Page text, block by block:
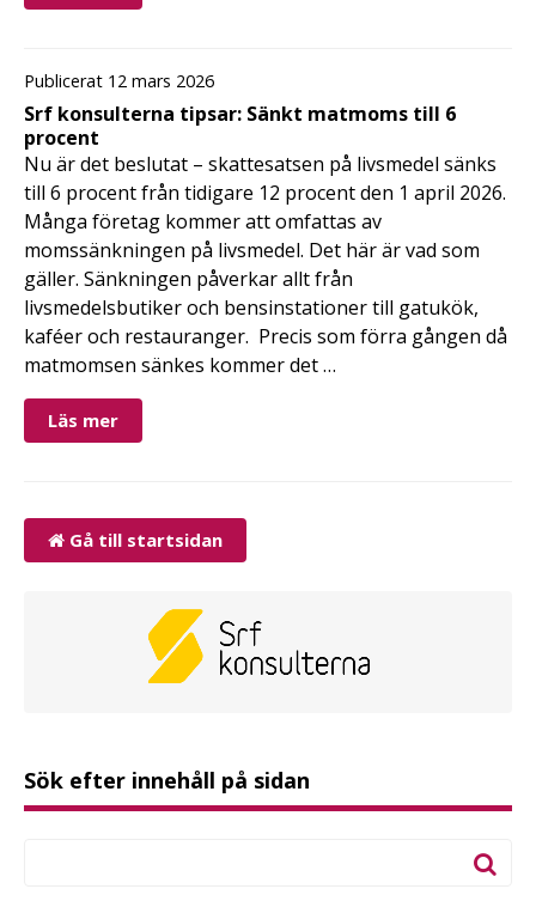
Publicerat 12 mars 2026
Srf konsulterna tipsar: Sänkt matmoms till 6
procent
Nu är det beslutat – skattesatsen på livsmedel sänks
till 6 procent från tidigare 12 procent den 1 april 2026.
Många företag kommer att omfattas av
momssänkningen på livsmedel. Det här är vad som
gäller. Sänkningen påverkar allt från
livsmedelsbutiker och bensinstationer till gatukök,
kaféer och restauranger. Precis som förra gången då
matmomsen sänkes kommer det …
Läs mer
Gå till startsidan
Sök efter innehåll på sidan